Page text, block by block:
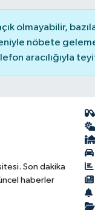
olmayabilir,
nöbete
aracılığıyla
Son dakika
haberler